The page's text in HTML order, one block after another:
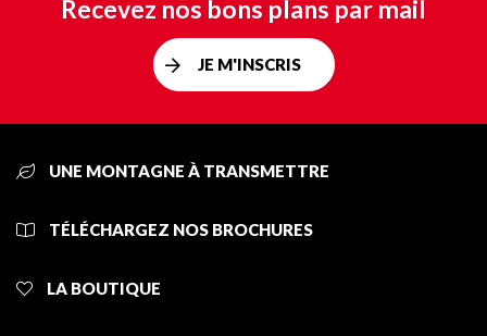
Recevez nos bons plans par mail
JE M'INSCRIS
UNE MONTAGNE À TRANSMETTRE
TÉLÉCHARGEZ NOS BROCHURES
LA BOUTIQUE